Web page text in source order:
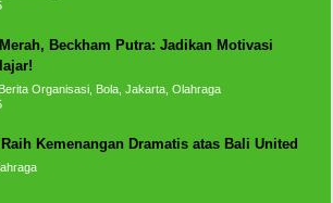
Beckham Putra: Jadikan Motivasi
Organisasi, Bola, Jakarta, Olahraga
Kemenangan Dramatis atas Bali United